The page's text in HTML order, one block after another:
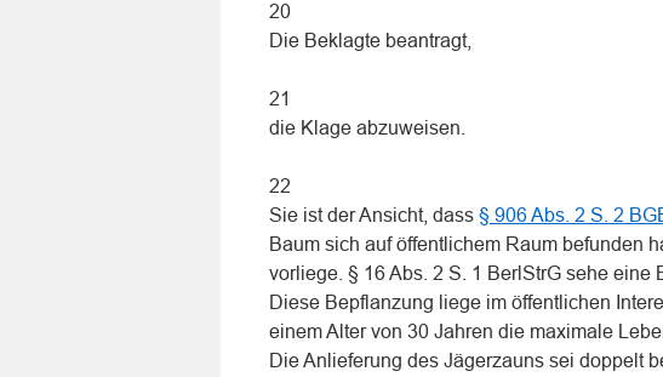
20
Die Beklagte beantragt,
21
die Klage abzuweisen.
22
Sie ist der Ansicht, dass § 906 Abs. 2 S. 2
Baum sich auf öffentlichem Raum befunden
vorliege. § 16 Abs. 2 S. 1 BerlStrG sehe eine
Diese Bepflanzung liege im öffentlichen
einem Alter von 30 Jahren die maximale
Die Anlieferung des Jägerzauns sei doppelt